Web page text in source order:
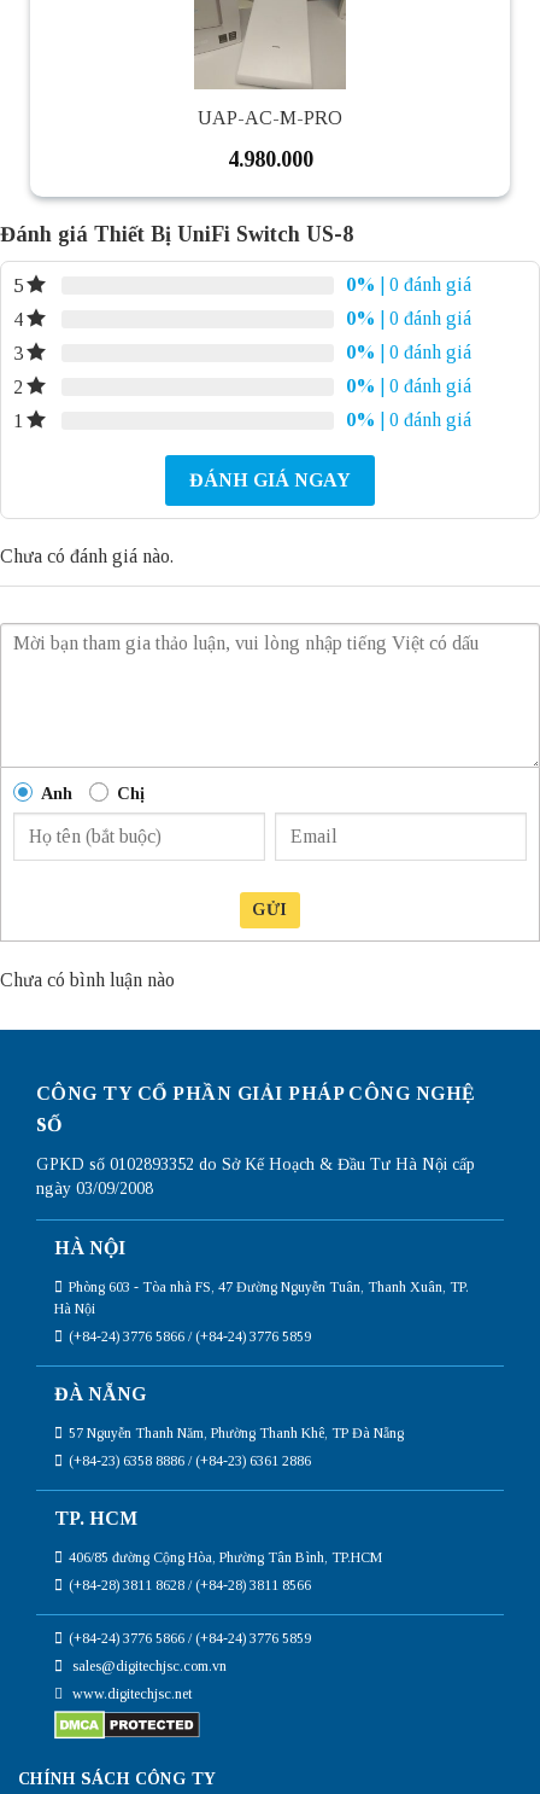
UAP-AC-M-PRO
4.980.000
Đánh giá Thiết Bị UniFi Switch US-8
5 0%
| 0 đánh giá
4
0%
| 0 đánh giá
3
0%
| 0 đánh giá
2
0%
| 0 đánh giá
1
0% | 0 đánh giá
ĐÁNH GIÁ NGAY
Chưa có đánh giá nào.
Anh Chị
GỬI
Chưa có bình luận nào
CÔNG TY CỔ PHẦN GIẢI PHÁP CÔNG NGHỆ
SỐ
GPKD số 0102893352 do Sở Kế Hoạch & Đầu Tư Hà Nội cấp
ngày 03/09/2008
HÀ NỘI
Phòng 603 - Tòa nhà FS, 47 Đường Nguyễn Tuân, Thanh Xuân, TP.
Hà Nội
(+84-24) 3776 5866 / (+84-24) 3776 5859
ĐÀ NẴNG
57 Nguyễn Thanh Năm, Phường Thanh Khê, TP Đà Nẵng
(+84-23) 6358 8886 / (+84-23) 6361 2886
TP. HCM
406/85 đường Cộng Hòa, Phường Tân Bình, TP.HCM
(+84-28) 3811 8628 / (+84-28) 3811 8566
(+84-24) 3776 5866 / (+84-24) 3776 5859
sales@digitechjsc.com.vn
www.digitechjsc.net
CHÍNH SÁCH CÔNG TY